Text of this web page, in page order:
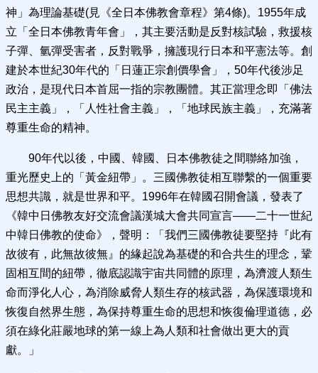
神」為理論基礎(見《全日本佛教會章程》第4條)。1955年成
立「全日本佛教青年會」，其主要活動是反對核試驗，救援核
子彈、氫彈受害者，反對戰爭，擁護現行日本和平憲法等。創
建於本世紀30年代的「日蓮正宗創價學會」，50年代後涉足
政治，是現代日本首屈一指的宗教團體。其正當理念即「佛法
民主主義」，「人性社會主義」，「地球民族主義」，充滿著
尊重生命的精神。
90年代以後，中國、韓國、日本佛教徒之間聯絡加強，
重光歷史上的「黃金紐帶」。三國佛教徒相互聯繫的一個重要
思想共識，就是世界和平。1996年在韓國召開會議，發表了
《韓中日佛教友好交流會議漢城大會共同宣言——二十一世紀
中韓日佛教的使命》，聲明：「我們三國佛教徒要堅持『此有
故彼有，此無故彼無』的緣起說為基礎的和合共生的理念，鞏
固相互間的紐帶，徹底認識宇宙共同體的原理，為濟渡人類生
命而淨化人心，為消除威脅人類生存的核武器，為保護環境和
恢復自然界生態，為保持尊重生命的思想和恢復倫理道德，必
須在綠化莊嚴地球的第一線上為人類和社會做出更大的貢
獻。」